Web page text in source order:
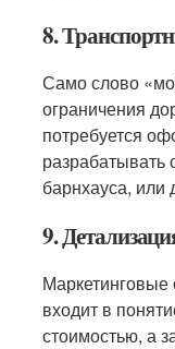
8.
Само слово
ограничения
потребуется
разрабатывать
барнхауса, или
9.
Маркетинговые
входит в
стоимостью, а